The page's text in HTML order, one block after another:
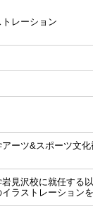
レーション
ーツ&スポーツ文
見沢校に就任する
ラストレーションを